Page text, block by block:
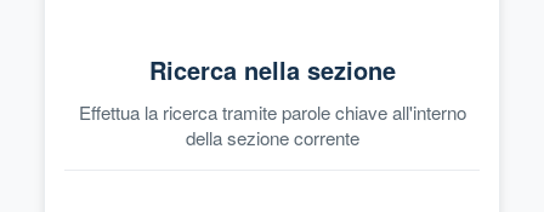
Ricerca nella sezione
Effettua la ricerca tramite parole chiave all'interno
della sezione corrente